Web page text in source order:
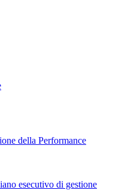
della Performance
esecutivo di gestione